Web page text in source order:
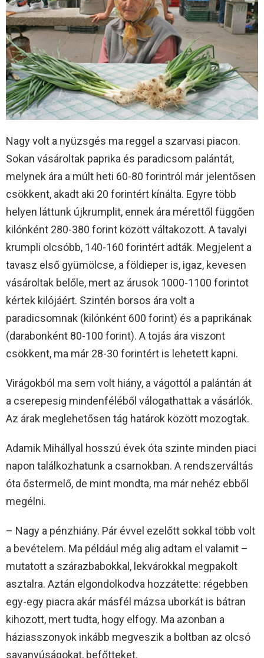
Nagy volt a nyüzsgés ma reggel a szarvasi piacon.
Sokan vásároltak paprika és paradicsom palántát,
melynek ára a múlt heti 60-80 forintról már jelentősen
csökkent, akadt aki 20 forintért kínálta. Egyre több
helyen láttunk újkrumplit, ennek ára mérettől függően
kilónként 280-380 forint között váltakozott. A tavalyi
krumpli olcsóbb, 140-160 forintért adták. Megjelent a
tavasz első gyümölcse, a földieper is, igaz, kevesen
vásároltak belőle, mert az árusok 1000-1100 forintot
kértek kilójáért. Szintén borsos ára volt a
paradicsomnak (kilónként 600 forint) és a paprikának
(darabonként 80-100 forint). A tojás ára viszont
csökkent, ma már 28-30 forintért is lehetett kapni.
Virágokból ma sem volt hiány, a vágottól a palántán át
a cserepesig mindenféléből válogathattak a vásárlók.
Az árak meglehetősen tág határok között mozogtak.
Adamik Mihállyal hosszú évek óta szinte minden piaci
napon találkozhatunk a csarnokban. A rendszerváltás
óta őstermelő, de mint mondta, ma már nehéz ebből
megélni.
– Nagy a pénzhiány. Pár évvel ezelőtt sokkal több volt
a bevételem. Ma például még alig adtam el valamit –
mutatott a szárazbabokkal, lekvárokkal megpakolt
asztalra. Aztán elgondolkodva hozzátette: régebben
egy-egy piacra akár másfél mázsa uborkát is bátran
kihozott, mert tudta, hogy elfogy. Ma azonban a
háziasszonyok inkább megveszik a boltban az olcsó
savanyúságokat, befőtteket.